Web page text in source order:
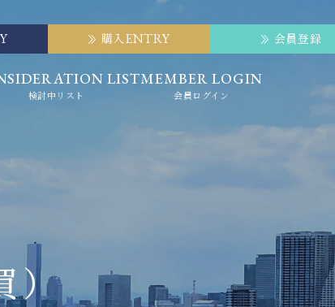
購入ENTRY 会員登録
LIST
検討中リスト
MEMBER LOGIN
会員ログイン
）